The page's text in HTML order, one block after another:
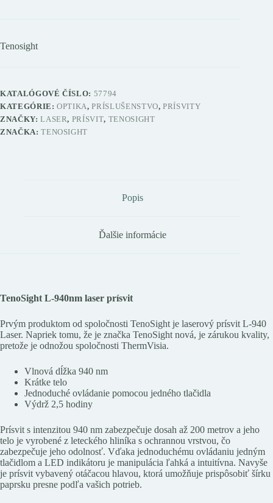
Tenosight
KATALÓGOVÉ ČÍSLO: 57794
KATEGÓRIE:OPTIKA,PRÍSLUŠENSTVO,PRÍSVITY
ZNAČKY:LASER, PRÍSVIT, TENOSIGHT
ZNAČKA:TENOSIGHT
Popis
Ďalšie informácie
TenoSight L-940nm laser prísvit
Prvým produktom od spoločnosti TenoSight je laserový prísvit L-940
Laser. Napriek tomu, že je značka TenoSight nová, je zárukou kvality,
pretože je odnožou spoločnosti ThermVisia.
Vlnová dĺžka 940 nm
Krátke telo
Jednoduché ovládanie pomocou jedného tlačidla
Výdrž 2,5 hodiny
Prísvit s intenzitou 940 nm zabezpečuje dosah až 200 metrov a jeho
telo je vyrobené z leteckého hliníka s ochrannou vrstvou, čo
zabezpečuje jeho odolnosť. Vďaka jednoduchému ovládaniu jedným
tlačidlom a LED indikátoru je manipulácia ľahká a intuitívna. Navyše
je prísvit vybavený otáčacou hlavou, ktorá umožňuje prispôsobiť šírku
paprsku presne podľa vašich potrieb.